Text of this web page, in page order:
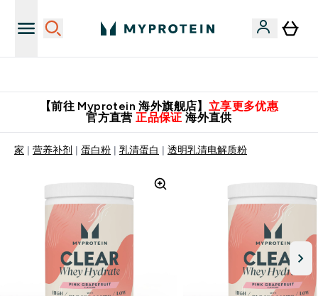
【前往 Myprotein 海外旗舰店】 立享更多优惠
官方直营 正品保证 海外直供
家 营养补剂 蛋白粉 乳清蛋白 透明乳清电解质粉